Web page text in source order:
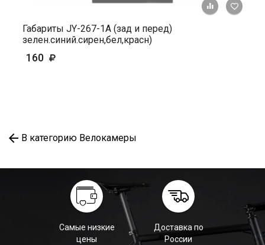
+ К
Габариты JY-267-1A (зад и перед)
зелен.синий.сирен,бел,красн)
160
В категорию Велокамеры
Самые низкие
цены
Доставка по
России